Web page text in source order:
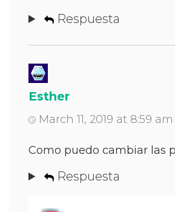
Respuesta
Esther
March 11, 2019 at 8:59 am
Como puedo cambiar las
Respuesta